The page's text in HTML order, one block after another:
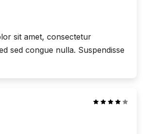
sit amet, consectetur
sed congue nulla. Suspendisse